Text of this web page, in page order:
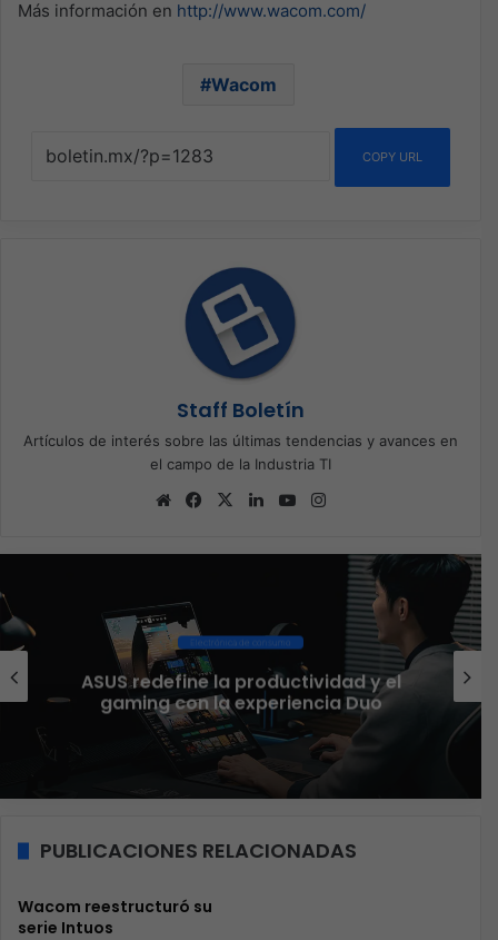
Más información en http://www.wacom.com/
Wacom
COPY URL
Staff Boletín
Artículos de interés sobre las últimas tendencias y avances en
el campo de la Industria TI
Sitio
Facebook
X LinkedInYouTube
y el
Duo
Ciberseguridad
El 73% de las empresas
aseguran que el
funcionando
PUBLICACIONES RELACIONADAS
Wacom reestructuró su
serie Intuos